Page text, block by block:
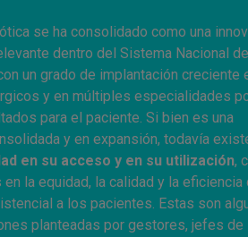
se ha consolidado como una
dentro del Sistema Nacional de
un grado de implantación creciente
y en múltiples especialidades
para el paciente. Si bien es una
y en expansión, todavía
en su acceso y en su utilización,
la equidad, la calidad y la eficiencia
a los pacientes. Estas son
planteadas por gestores, jefes de